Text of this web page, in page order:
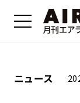
ニュース